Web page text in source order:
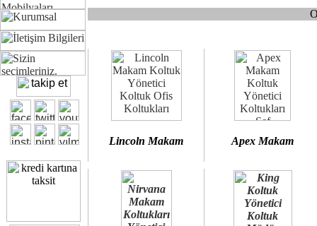
Ofisinizin dekorasyonunda ergonomi ve kaliteye önem
Çünkü sitemizde bulunan seçkin bürosit, goldsit ve modern
Size yakışan ofis koltuk tasarımına gelin birlikte karar verelim.
Kalite ve ergonomiyi arıyanların tercihi...Yılmaz Büro Mobilya
Lincoln Makam Apex Makam